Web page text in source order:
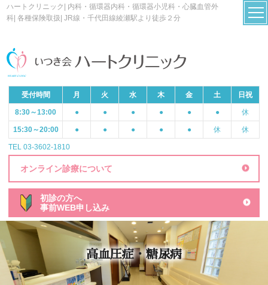
ハートクリニック| 内科・循環器内科・循環器小児科・心臓血管外
科| 各種保険取扱| JR線・千代田線綾瀬駅より徒歩２分
受付時間 月 火 水 木 金 土 日祝
8:30～13:00 ● ● ● ● ● ● 休
15:30～20:00 ● ● ● ● ● 休 休
TEL 03-3602-1810
オンライン診療について
初診の方へ
事前WEB申し込み
高血圧症・糖尿病